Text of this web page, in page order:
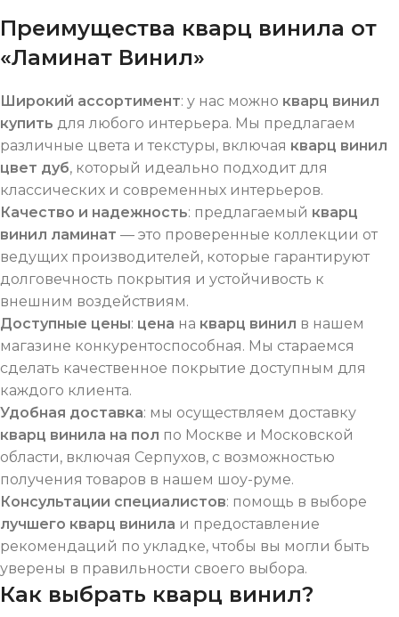
Преимущества кварц винила от
«Ламинат Винил»
Широкий ассортимент: у нас можно кварц винил
купить для любого интерьера. Мы предлагаем
различные цвета и текстуры, включая кварц винил
цвет дуб, который идеально подходит для
классических и современных интерьеров.
Качество и надежность: предлагаемый кварц
винил ламинат — это проверенные коллекции от
ведущих производителей, которые гарантируют
долговечность покрытия и устойчивость к
внешним воздействиям.
Доступные цены: цена на кварц винил в нашем
магазине конкурентоспособная. Мы стараемся
сделать качественное покрытие доступным для
каждого клиента.
Удобная доставка: мы осуществляем доставку
кварц винила на пол по Москве и Московской
области, включая Серпухов, с возможностью
получения товаров в нашем шоу-руме.
Консультации специалистов: помощь в выборе
лучшего кварц винила и предоставление
рекомендаций по укладке, чтобы вы могли быть
уверены в правильности своего выбора.
Как выбрать кварц винил?